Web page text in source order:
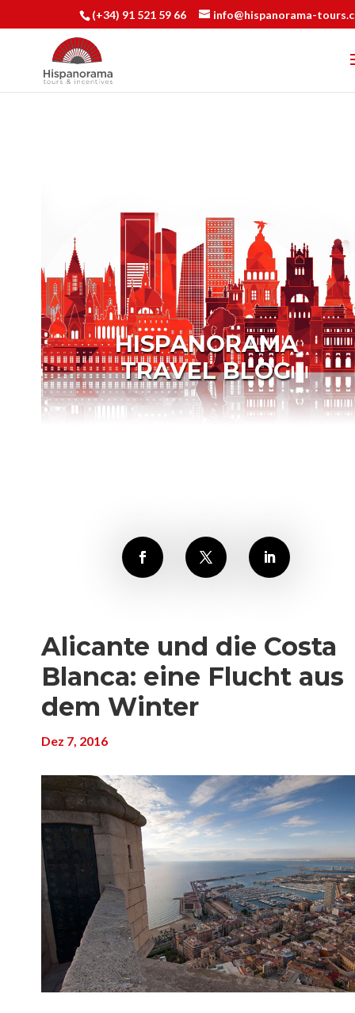
(+34) 91 521 59 66 info@hispanorama-
HISPANORAMA
TRAVEL BLOG
Alicante und die Costa
Blanca: eine Flucht aus
dem Winter
Dez 7, 2016